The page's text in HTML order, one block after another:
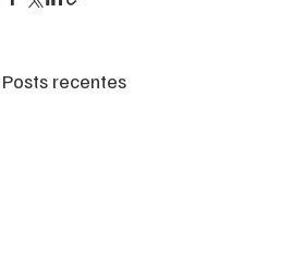
Posts recentes